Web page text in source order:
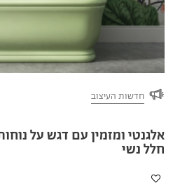
חדשות העיצוב
אלגנטי ומזמין עם דגש על
חלל נשי